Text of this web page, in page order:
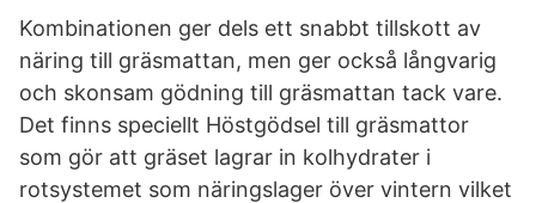
Kombinationen ger dels ett snabbt tillskott av
näring till gräsmattan, men ger också långvarig
och skonsam gödning till gräsmattan tack vare.
Det finns speciellt Höstgödsel till gräsmattor
som gör att gräset lagrar in kolhydrater i
rotsystemet som näringslager över vintern vilket